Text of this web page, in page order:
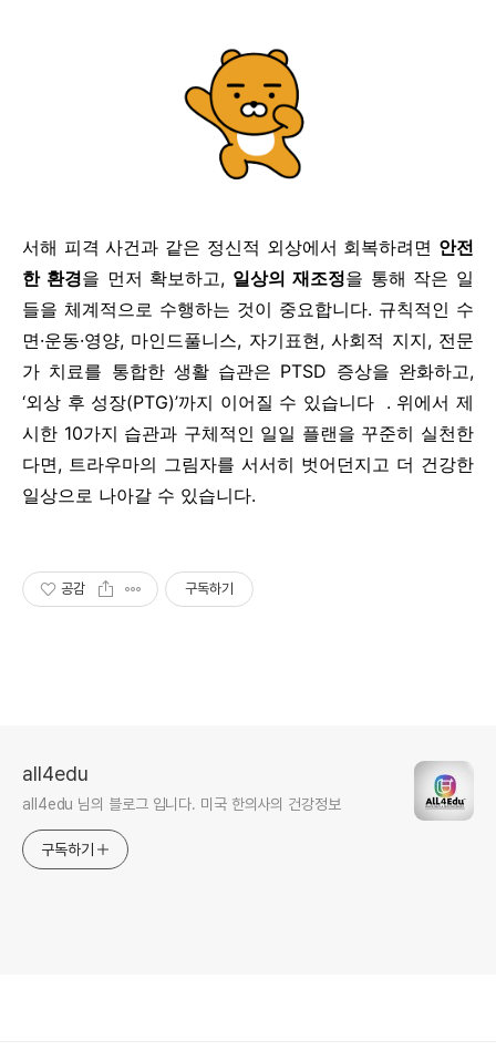
서해 피격 사건과 같은 정신적 외상에서 회복하려면 안전
한 환경을 먼저 확보하고, 일상의 재조정을 통해 작은 일
들을 체계적으로 수행하는 것이 중요합니다. 규칙적인 수
면·운동·영양, 마인드풀니스, 자기표현, 사회적 지지, 전문
가 치료를 통합한 생활 습관은 PTSD 증상을 완화하고,
‘외상 후 성장(PTG)’까지 이어질 수 있습니다 . 위에서 제
시한 10가지 습관과 구체적인 일일 플랜을 꾸준히 실천한
다면, 트라우마의 그림자를 서서히 벗어던지고 더 건강한
일상으로 나아갈 수 있습니다.
공감 구독하기
all4edu
all4edu 님의 블로그 입니다. 미국 한의사의 건강정보
구독하기